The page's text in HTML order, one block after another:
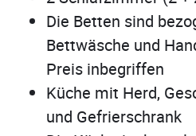
Die Betten sind
Bettwäsche und
Preis inbegriffen
Küche mit Herd,
und Gefrierschrank